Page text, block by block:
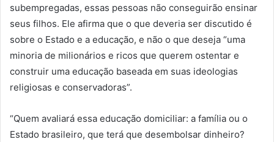
subempregadas, essas pessoas não conseguirão ensinar
seus filhos. Ele afirma que o que deveria ser discutido é
sobre o Estado e a educação, e não o que deseja “uma
minoria de milionários e ricos que querem ostentar e
construir uma educação baseada em suas ideologias
religiosas e conservadoras”.
“Quem avaliará essa educação domiciliar: a família ou o
Estado brasileiro, que terá que desembolsar dinheiro?